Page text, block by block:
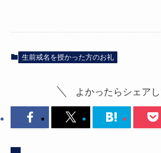
生前戒名を授かった方のお礼
よかったらシェアし